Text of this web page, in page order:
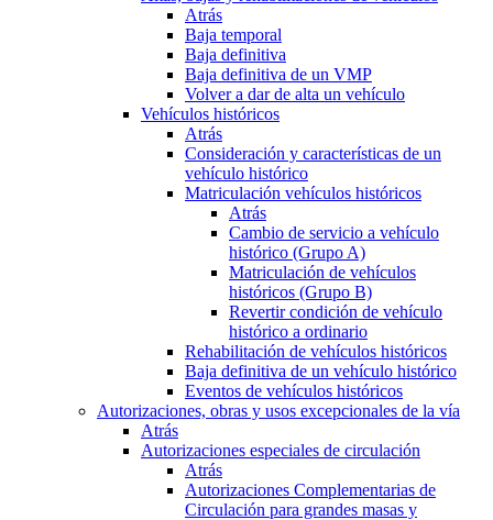
Atrás
Baja temporal
Baja definitiva
Baja definitiva de un VMP
Volver a dar de alta un vehículo
Vehículos históricos
Atrás
Consideración y características de un
vehículo histórico
Matriculación vehículos históricos
Atrás
Cambio de servicio a vehículo
histórico (Grupo A)
Matriculación de vehículos
históricos (Grupo B)
Revertir condición de vehículo
histórico a ordinario
Rehabilitación de vehículos históricos
Baja definitiva de un vehículo histórico
Eventos de vehículos históricos
Autorizaciones, obras y usos excepcionales de la vía
Atrás
Autorizaciones especiales de circulación
Atrás
Autorizaciones Complementarias de
Circulación para grandes masas y